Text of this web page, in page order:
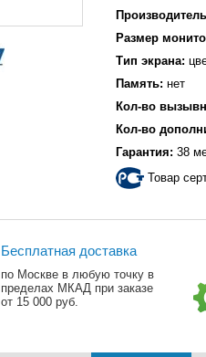
Размер
Тип экрана:
Память: нет
Кол-во
Кол-во
Гарантия: 38
Товар
Бесплатная доставка
по Москве в любую точку в
пределах МКАД при заказе
от 15 000 руб.